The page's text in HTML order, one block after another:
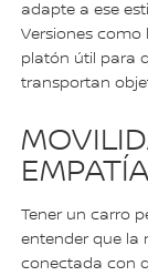
adapte a ese
Versiones como
platón útil para
transportan
EMPATÍA
Tener un carro
entender que la
conectada con